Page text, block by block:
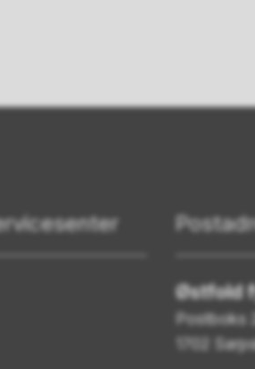
Østfold
Postboks
1702